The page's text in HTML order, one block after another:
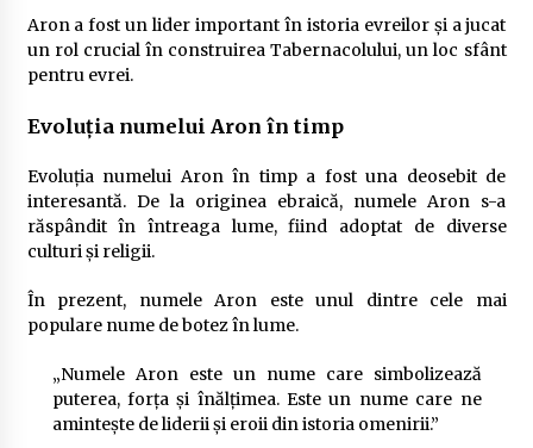
Aron a fost un lider important în istoria evreilor și a jucat
un rol crucial în construirea Tabernacolului, un loc sfânt
pentru evrei.
Evoluția numelui Aron în timp
Evoluția numelui Aron în timp a fost una deosebit de
interesantă. De la originea ebraică, numele Aron s-a
răspândit în întreaga lume, fiind adoptat de diverse
culturi și religii.
În prezent, numele Aron este unul dintre cele mai
populare nume de botez în lume.
„Numele Aron este un nume care simbolizează
puterea, forța și înălțimea. Este un nume care ne
amintește de liderii și eroii din istoria omenirii.”